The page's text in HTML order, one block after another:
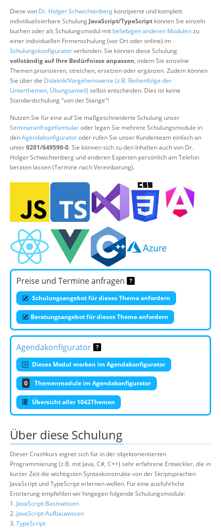
Suche
Diese von Dr. Holger Schwichtenberg konzipierte und komplett
individualisierbare Schulung JavaScript/TypeScript können Sie einzeln
buchen oder als Schulungsmodul mit beliebigen anderen Modulenzu
einer individuellen Firmenschulung (vor Ort oder online) im
Schulungskonfiguratorverbinden. Sie können diese Schulung
vollständig auf Ihre Bedürfnisse anpassen, indem Sie einzelne
Themen priorisieren, streichen, ersetzen oder ergänzen. Zudem können
Sie über die Didaktik/Vorgehensweise (z.B. Reihenfolge der
Unterthemen, Übungsanteil) selbst entscheiden. Dies ist keine
Standardschulung "von der Stange"!
Nutzen Sie für eine auf Sie maßgeschneiderte Schulung unser
Seminaranfrageformularoder legen Sie mehrere Schulungsmodule in
denAgendakonfiguratoroder rufen Sie unser Kundenteam einfach an
unter0201/649590-0. Sie können sich zu den Inhalten auch von Dr.
Holger Schwichtenberg und anderen Experten persönlich am Telefon
beraten lassen (Termine nach Vereinbarung).
Preise und Termine anfragen
Schulungsangebot für dieses Thema anfordern
Beratungsangebot für dieses Thema anfordern
Agendakonfigurator
Dieses Modul merken im Agendakonfigurator
0 Themenmodule im Agendakonfigurator
Übersicht aller 1042Themen
Über diese Schulung
Dieser Crashkurs eignet sich für in der objektorientierten
Programmierung (z.B. mit Java, C#, C++) sehr erfahrene Entwickler, die in
kurzer Zeit die wichtigsten Syntaxkonstrukte von der Skriptsprachen
JavaScript und TypeScript erlernen wollen. Für eine ausführliche
Erörterung empfehlen wir hingegen folgende Schulungsmodule:
1. JavaScript-Basiswissen
2. JavaScript-Aufbauwissen
3.TypeScript